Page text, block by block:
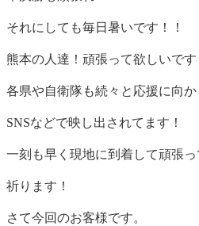
それにしても毎日暑いです！！
熊本の人達！頑張って欲しいです
各県や自衛隊も続々と応援に向
SNSなどで映し出されてます！
一刻も早く現地に到着して頑張っ
祈ります！
さて今回のお客様です。